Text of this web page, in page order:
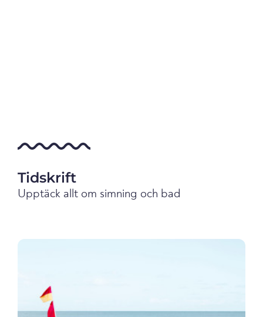
Tidskrift
Upptäck allt om simning och bad